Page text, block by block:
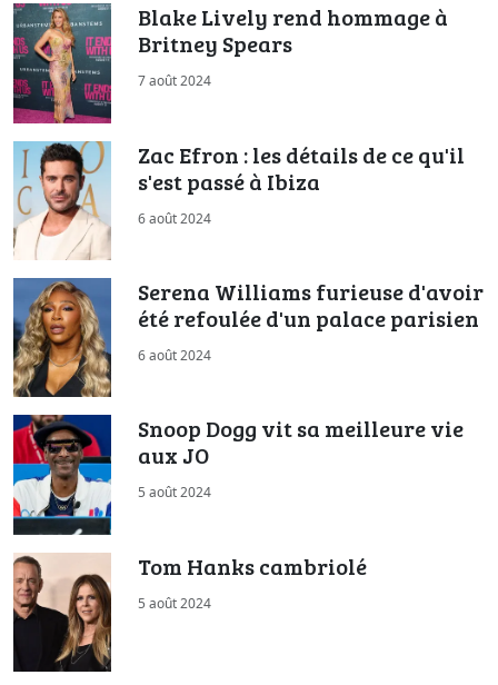
Blake Lively rend hommage à
Britney Spears
7 août 2024
Zac Efron : les détails de ce qu'il
s'est passé à Ibiza
6 août 2024
Serena Williams furieuse d'avoir
été refoulée d'un palace parisien
6 août 2024
Snoop Dogg vit sa meilleure vie
aux JO
5 août 2024
Tom Hanks cambriolé
5 août 2024